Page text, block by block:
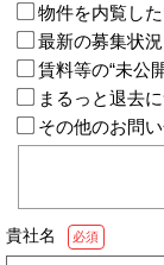
物件を内覧し
最新の募集状
賃料等の“未公
まるっと退去
その他のお問
貴社名 必須